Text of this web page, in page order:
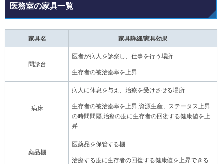
医務室の家具一覧
家具名 家具詳細/家具効果
問診台
医者が病人を診察し、仕事を行う場所
生存者の被治癒率を上昇
病床
病人に休息を与え、治療を受けさせる場所
生存者の被治癒率を上昇,資源生産、ステータス上昇
の時間間隔,治療の度に生存者の回復する健康値を上
昇
薬品棚
医薬品を保管する棚
治療する度に生存者の回復する健康値を上昇できる